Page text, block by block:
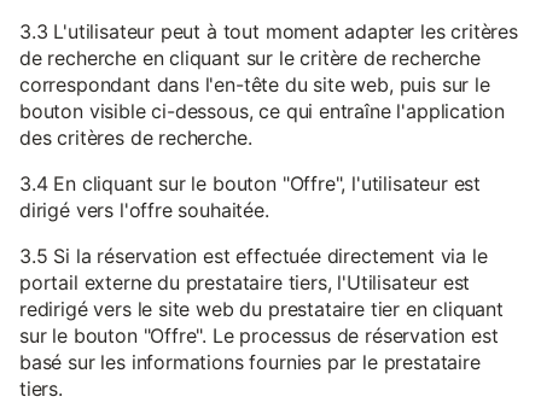
3.3 L'utilisateur peut à tout moment adapter les critères
de recherche en cliquant sur le critère de recherche
correspondant dans l'en-tête du site web, puis sur le
bouton visible ci-dessous, ce qui entraîne l'application
des critères de recherche.
3.4 En cliquant sur le bouton "Offre", l'utilisateur est
dirigé vers l'offre souhaitée.
3.5 Si la réservation est effectuée directement via le
portail externe du prestataire tiers, l'Utilisateur est
redirigé vers le site web du prestataire tier en cliquant
sur le bouton "Offre". Le processus de réservation est
basé sur les informations fournies par le prestataire
tiers.